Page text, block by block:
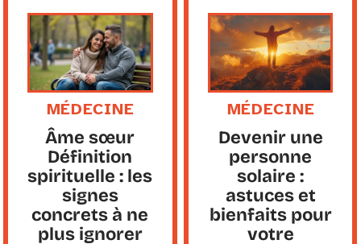
MÉDECINE
Âme sœur
Définition
spirituelle : les
signes
concrets à ne
plus ignorer
MÉDECINE
Devenir une
personne
solaire :
astuces et
bienfaits pour
votre